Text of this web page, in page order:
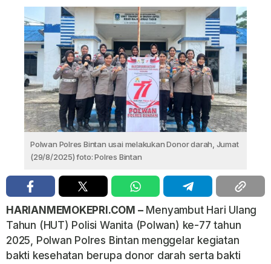
Polwan Polres Bintan usai melakukan Donor darah, Jumat
(29/8/2025) foto: Polres Bintan
HARIANMEMOKEPRI.COM –Menyambut Hari Ulang
Tahun (HUT) Polisi Wanita (Polwan) ke-77 tahun
2025, Polwan Polres Bintan menggelar kegiatan
bakti kesehatan berupa donor darah serta bakti